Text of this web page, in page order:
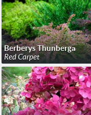
Berberys Thunberga
Red Carpet